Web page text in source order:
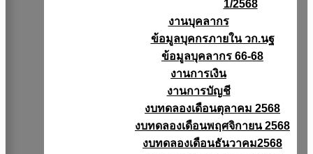
1/2568
งานบุคลากร
ข้อมูลบุคกรภายใน วก.นฐ
ข้อมูลบุคลากร 66-68
งานการเงิน
งานการบัญชี
งบทดลองเดือนตุลาคม 2568
งบทดลองเดือนพฤศจิกายน 2568
งบทดลองเดือนธันวาคม2568